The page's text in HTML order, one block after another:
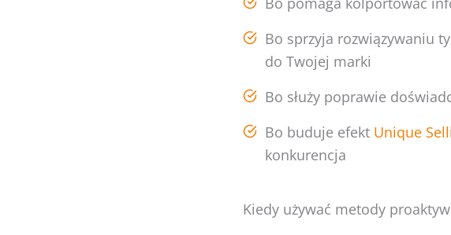
Bo sprzyja rozwiązywaniu
do Twojej marki
Bo służy poprawie
Bo buduje efekt Unique
konkurencja
Kiedy używać metody